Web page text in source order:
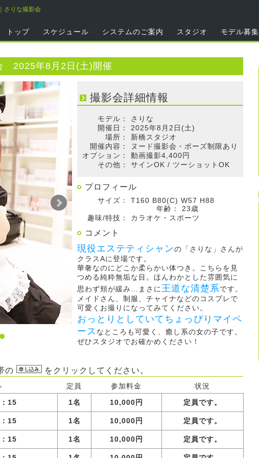
さりな撮影会
トップ スケジュール システムのご案内 スタジオ モデル募集
2025年8月2日(土)開催
撮影会詳細情報
モデル：
さりな
開催日：
2025年8月2日(土)
場所：
新橋スタジオ
開催内容：
ヌード撮影会・ポーズ制限あり
オプション：
動画撮影4,400円
その他：
サインOK / ツーショットOK
プロフィール
サイズ：
T160 B80(C) W57 H88
年齢：
23歳
趣味/特技：
カラオケ・スポーツ
コメント
現役エステティシャンの「さりな」さんが
クラスAに登場です。
華奢なのにどこか柔らかい体つき。こちらを見
つめる純粋無垢な目。ほんわかとした雰囲気に
思わず頬が緩み…まさに 王道な清楚系です。
メイドさん、制服、チャイナなどのコスプレで
可愛くお撮りになってみてください。
おっとりとしていてちょっぴりマイペ
ース なところも可愛く、癒し系の女の子です。
ぜひスタジオでお確かめください！
の をクリックしてください。
定員 参加料金
状況
15
1名 10,000円 定員です。
15 1名 10,000円 定員です。
15 1名 10,000円 定員です。